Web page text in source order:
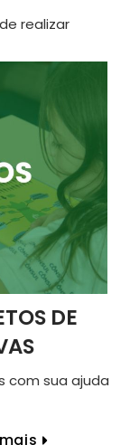
realizar
DE
com sua ajuda